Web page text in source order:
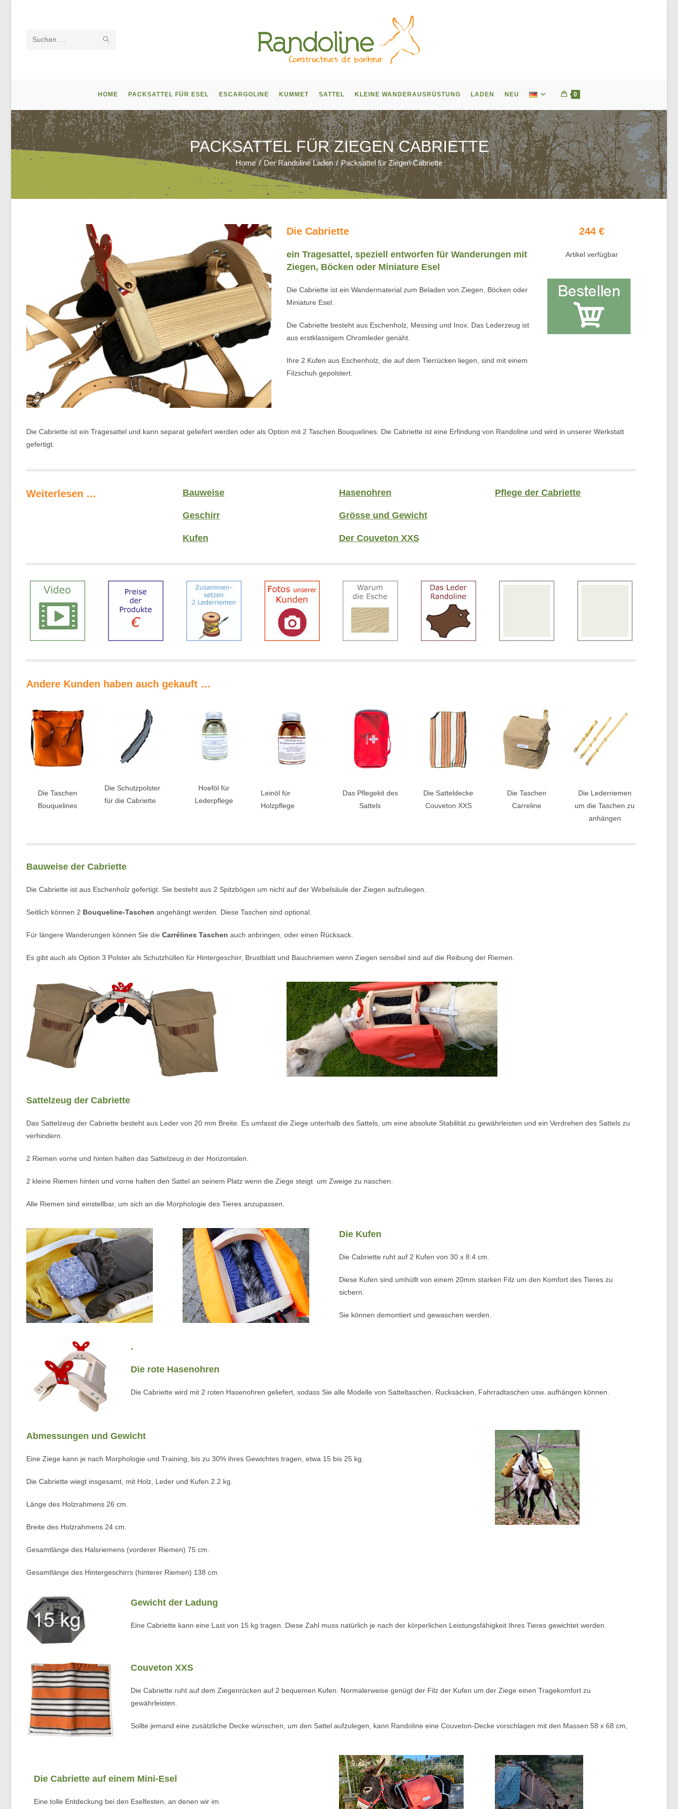
Diese
HOME PACKSATTEL FÜR ESEL ESCARGOLINE KUMMET SATTEL KLEINE WANDERAUSRÜSTUNG LADEN NEU 0
PACKSATTEL FÜR ZIEGEN CABRIETTE
Home / Der Randoline Laden / Packsattel für Ziegen Cabriette
Die Cabriette
ein Tragesattel, speziell entworfen für Wanderungen mit
Ziegen, Böcken oder Miniature Esel
Die Cabriette ist ein Wandermaterial zum Beladen von Ziegen, Böcken oder
Miniature Esel.
Die Cabriette besteht aus Eschenholz, Messing und Inox. Das Lederzeug ist
aus erstklassigem Chromleder genäht.
Ihre 2 Kufen aus Eschenholz, die auf dem Tierrücken liegen, sind mit einem
Filzschuh gepolstert.
244 €
Artikel verfügbar
Die Cabriette ist ein Tragesattel und kann separat geliefert werden oder als Option mit 2 Taschen Bouquelines. Die Cabriette ist eine Erfindung von Randoline und wird in unserer Werkstatt
gefertigt.
Weiterlesen … Bauweise
Geschirr
Kufen
Hasenohren
Grösse und Gewicht
Der Couveton XXS
Pflege der Cabriette
Andere Kunden haben auch gekauft …
Die Taschen
Bouquelines
Die Schutzpolster
für die Cabriette
Hoeföl für
Lederpflege
Leinöl für
Holzpflege
Das Pflegekit des
Sattels
Die Satteldecke
Couveton XXS
Die Taschen
Carreline
Die Lederriemen
um die Taschen zu
anhängen
Bauweise der Cabriette
Die Cabriette ist aus Eschenholz gefertigt. Sie besteht aus 2 Spitzbögen um nicht auf der Wirbelsäule der Ziegen aufzuliegen.
Seitlich können 2 Bouqueline-Taschen angehängt werden. Diese Taschen sind optional.
Für längere Wanderungen können Sie die Carrélines Taschen auch anbringen, oder einen Rücksack.
Es gibt auch als Option 3 Polster als Schutzhüllen für Hintergeschirr, Brustblatt und Bauchriemen wenn Ziegen sensibel sind auf die Reibung der Riemen.
Sattelzeug der Cabriette
Das Sattelzeug der Cabriette besteht aus Leder von 20 mm Breite. Es umfasst die Ziege unterhalb des Sattels, um eine absolute Stabilität zu gewährleisten und ein Verdrehen des Sattels zu
verhindern.
2 Riemen vorne und hinten halten das Sattelzeug in der Horizontalen.
2 kleine Riemen hinten und vorne halten den Sattel an seinem Platz wenn die Ziege steigt um Zweige zu naschen.
Alle Riemen sind einstellbar, um sich an die Morphologie des Tieres anzupassen.
Die Kufen
Die Cabriette ruht auf 2 Kufen von 30 x 8.4 cm.
Diese Kufen sind umhüllt von einem 20mm starken Filz um den Komfort des Tieres zu
sichern.
Sie können demontiert und gewaschen werden.
.
Die rote Hasenohren
Die Cabriette wird mit 2 roten Hasenohren geliefert, sodass Sie alle Modelle von Satteltaschen, Rucksäcken, Fahrradtaschen usw. aufhängen können.
Abmessungen und Gewicht
Eine Ziege kann je nach Morphologie und Training, bis zu 30% ihres Gewichtes tragen, etwa 15 bis 25 kg.
Die Cabriette wiegt insgesamt, mit Holz, Leder und Kufen 2.2 kg.
Länge des Holzrahmens 26 cm.
Breite des Holzrahmens 24 cm.
Gesamtlänge des Halsriemens (vorderer Riemen) 75 cm.
Gesamtlänge des Hintergeschirrs (hinterer Riemen) 138 cm.
Gewicht der Ladung
Eine Cabriette kann eine Last von 15 kg tragen. Diese Zahl muss natürlich je nach der körperlichen Leistungsfähigkeit Ihres Tieres gewichtet werden.
Couveton XXS
Die Cabriette ruht auf dem Ziegenrücken auf 2 bequemen Kufen. Normalerweise genügt der Filz der Kufen um der Ziege einen Tragekomfort zu
gewährleisten.
Sollte jemand eine zusätzliche Decke wünschen, um den Sattel aufzulegen, kann Randoline eine Couveton-Decke vorschlagen mit den Massen 58 x 68 cm,
Die Cabriette auf einem Mini-Esel
Eine tolle Entdeckung bei den Eselfesten, an denen wir im